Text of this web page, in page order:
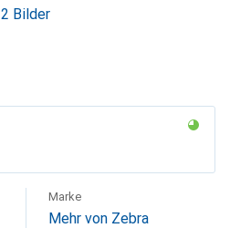
2 Bilder
Marke
Mehr von Zebra